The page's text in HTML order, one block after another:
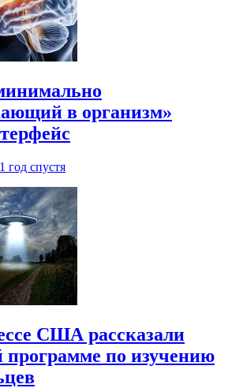
в организм»
1 год спустя
США рассказали
программе по изучению